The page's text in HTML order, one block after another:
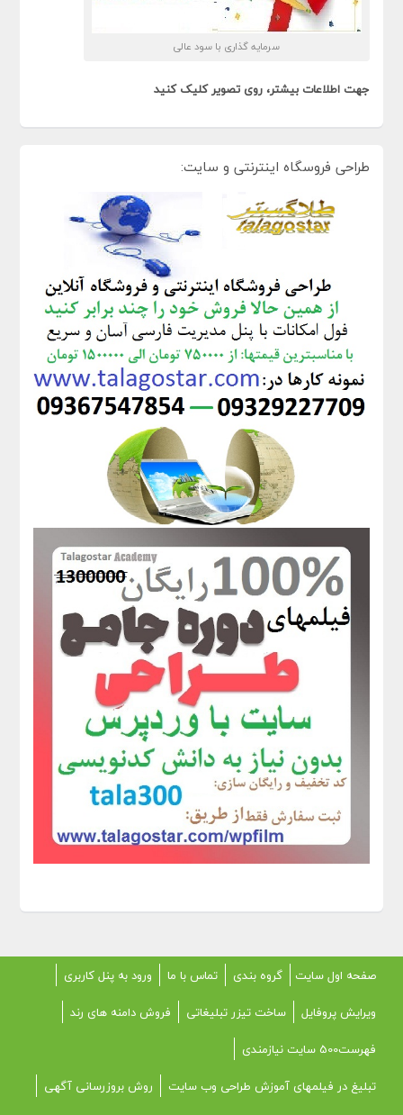
سرمایه گذاری با سود عالی
جهت اطلاعات بیشتر، روی تصویر کلیک کنید
طراحی فروسگاه اینترنتی و سایت:
صفحه اول سایت گروه بندی تماس با ما
ورود به پنل کاربری
ویرایش پروفایل
ساخت تیزر تبلیغاتی
فروش دامنه های رند
فهرست500 سایت نیازمندی
تبلیغ در فیلمهای آموزش طراحی وب سایت
روش بروزرسانی آگهی